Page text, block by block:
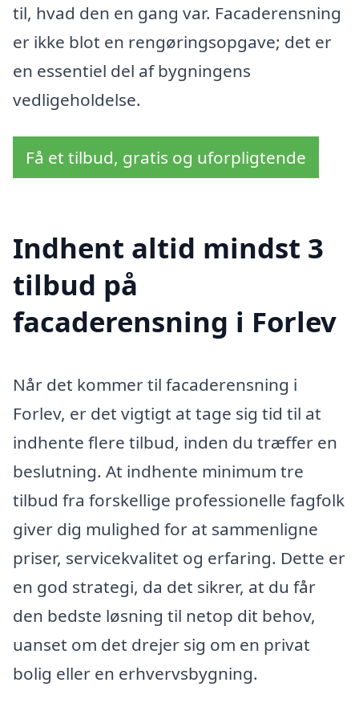
til, hvad den en gang var. Facaderensning
er ikke blot en rengøringsopgave; det er
en essentiel del af bygningens
vedligeholdelse.
Få et tilbud, gratis og uforpligtende
Indhent altid mindst 3
tilbud på
facaderensning i Forlev
Når det kommer til facaderensning i
Forlev, er det vigtigt at tage sig tid til at
indhente flere tilbud, inden du træffer en
beslutning. At indhente minimum tre
tilbud fra forskellige professionelle fagfolk
giver dig mulighed for at sammenligne
priser, servicekvalitet og erfaring. Dette er
en god strategi, da det sikrer, at du får
den bedste løsning til netop dit behov,
uanset om det drejer sig om en privat
bolig eller en erhvervsbygning.